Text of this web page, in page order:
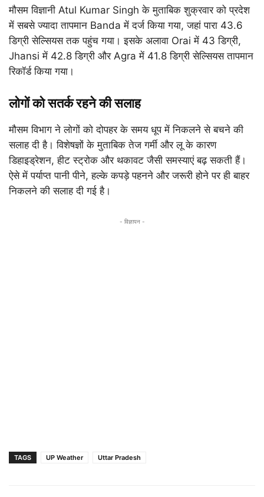
मौसम विज्ञानी Atul Kumar Singh के मुताबिक शुक्रवार को प्रदेश
में सबसे ज्यादा तापमान Banda में दर्ज किया गया, जहां पारा 43.6
डिग्री सेल्सियस तक पहुंच गया। इसके अलावा Orai में 43 डिग्री,
Jhansi में 42.8 डिग्री और Agra में 41.8 डिग्री सेल्सियस तापमान
रिकॉर्ड किया गया।
लोगों को सतर्क रहने की सलाह
मौसम विभाग ने लोगों को दोपहर के समय धूप में निकलने से बचने की
सलाह दी है। विशेषज्ञों के मुताबिक तेज गर्मी और लू के कारण
डिहाइड्रेशन, हीट स्ट्रोक और थकावट जैसी समस्याएं बढ़ सकती हैं।
ऐसे में पर्याप्त पानी पीने, हल्के कपड़े पहनने और जरूरी होने पर ही बाहर
निकलने की सलाह दी गई है।
- विज्ञापन -
TAGS UP Weather Uttar Pradesh